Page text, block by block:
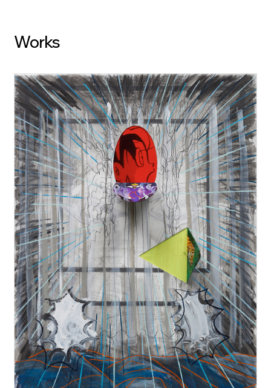
작가노트
실재하지 않음에도
불구하고 실재한다고 믿는 것들에 대해서
‘선’이라는
실재하지 않는 조형 요소를 통해
가상과 있음의
순간들을 찾아간다.
그 순간들 속에
아름다움(美) 이 숨겨져 있다 .
미(美)는 가상의 테두리 밖을 보는 순간 다가온다.
Works